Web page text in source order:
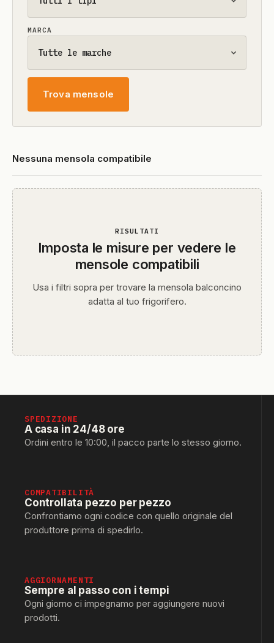
MARCA
Trova mensole
Nessuna mensola compatibile
RISULTATI
Imposta le misure per vedere le
mensole compatibili
Usa i filtri sopra per trovare la mensola balconcino
adatta al tuo frigorifero.
SPEDIZIONE
A casa in 24/48 ore
Ordini entro le 10:00, il pacco parte lo stesso giorno.
COMPATIBILITÀ
Controllata pezzo per pezzo
Confrontiamo ogni codice con quello originale del
produttore prima di spedirlo.
AGGIORNAMENTI
Sempre al passo con i tempi
Ogni giorno ci impegnamo per aggiungere nuovi
prodotti.